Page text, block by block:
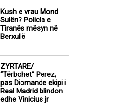
Kush e vrau Mond
Sulën? Policia e
Tiranës mësyn në
Berxullë
ZYRTARE/
“Tërbohet” Perez,
pas Diomande ekipi i
Real Madrid blindon
edhe Vinicius jr